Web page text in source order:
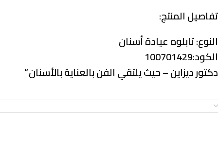
تفاصيل المنتج:
النوع:تابلوه عيادة أسنان
الكود:100701429
دكتور ديزاين – حيث يلتقي الفن بالعناية بالأسنان.“